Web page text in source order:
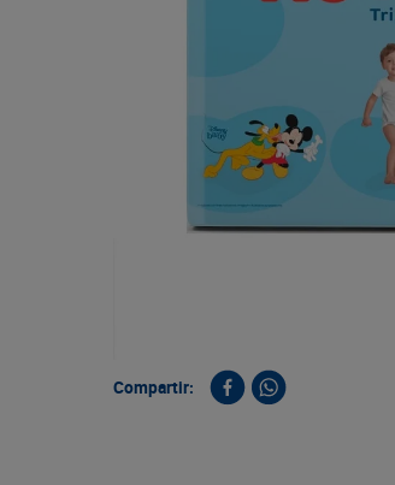
9 .
queso
Compartir: